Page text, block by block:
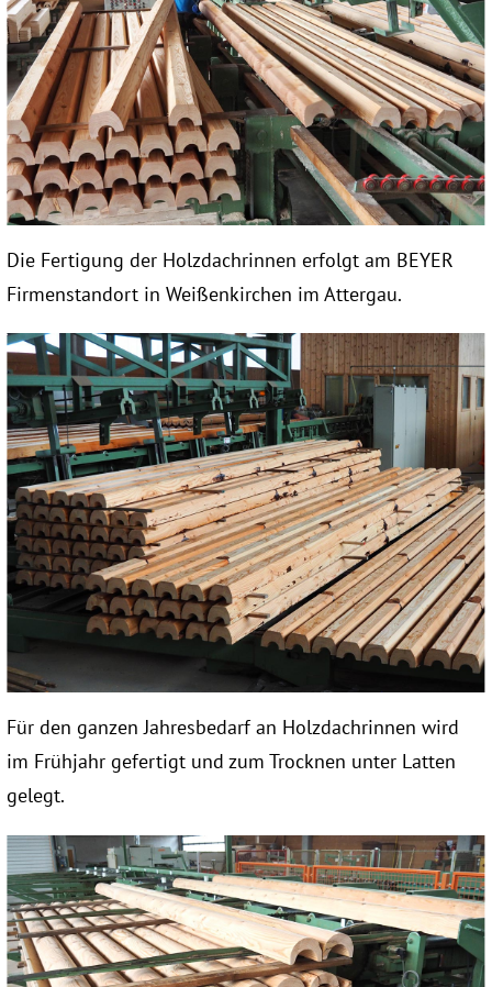
Die Fertigung der Holzdachrinnen erfolgt am BEYER
Firmenstandort in Weißenkirchen im Attergau.
Für den ganzen Jahresbedarf an Holzdachrinnen wird
im Frühjahr gefertigt und zum Trocknen unter Latten
gelegt.